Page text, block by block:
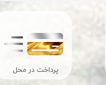
پرداخت در محل